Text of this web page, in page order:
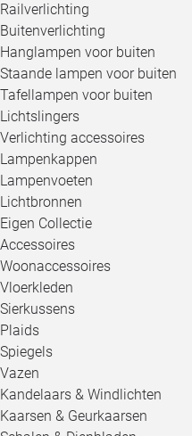
Railverlichting
Buitenverlichting
Hanglampen voor buiten
Staande lampen voor buiten
Tafellampen voor buiten
Lichtslingers
Verlichting accessoires
Lampenkappen
Lampenvoeten
Lichtbronnen
Eigen Collectie
Accessoires
Woonaccessoires
Vloerkleden
Sierkussens
Plaids
Spiegels
Vazen
Kandelaars & Windlichten
Kaarsen & Geurkaarsen